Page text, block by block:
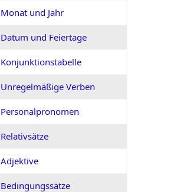
Monat und Jahr
Datum und Feiertage
Konjunktionstabelle
Unregelmäßige Verben
Personalpronomen
Relativsätze
Adjektive
Bedingungssätze